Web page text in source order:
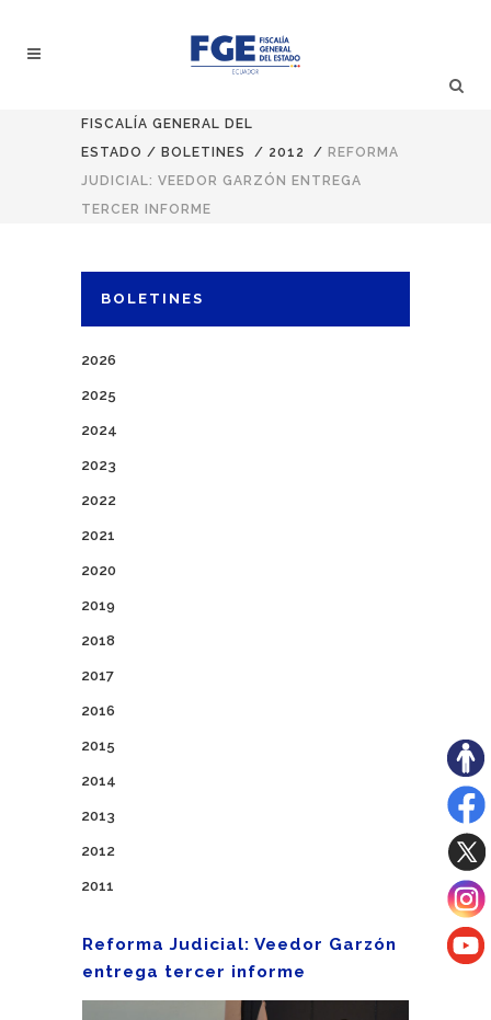
FISCALÍA GENERAL DEL
ESTADO / BOLETINES / 2012 / REFORMA
JUDICIAL: VEEDOR GARZÓN ENTREGA
TERCER INFORME
BOLETINES
2026
2025
2024
2023
2022
2021
2020
2019
2018
2017
2016
2015
2014
2013
2012
2011
Reforma Judicial: Veedor Garzón
entrega tercer informe